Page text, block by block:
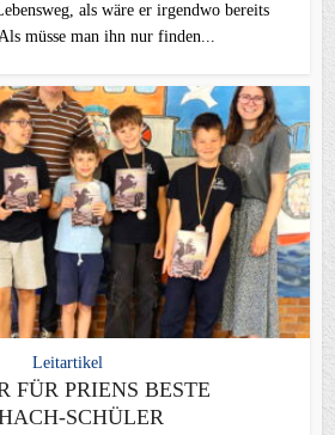
als wäre er irgendwo bereits
müsse man ihn nur finden...
Leitartikel
FÜR PRIENS BESTE
SCHÜLER